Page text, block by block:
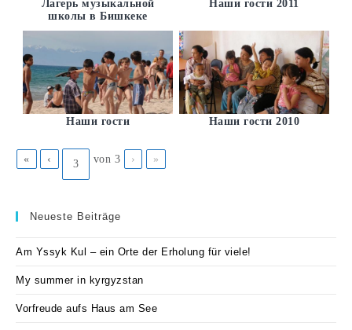
Лагерь музыкальной
школы в Бишкеке
Наши гости 2011
Наши гости Наши гости 2010
« ‹ von 3 › »
Neueste Beiträge
Am Yssyk Kul – ein Orte der Erholung für viele!
My summer in kyrgyzstan
Vorfreude aufs Haus am See